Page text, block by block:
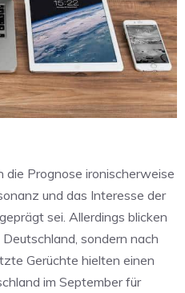
die Prognose ironischerweise
und das Interesse der
sei. Allerdings blicken
sondern nach
Gerüchte hielten einen
im September für